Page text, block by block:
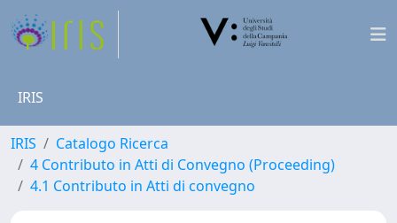
IRIS
IRIS
Catalogo Ricerca
4 Contributo in Atti di Convegno (Proceeding)
4.1 Contributo in Atti di convegno